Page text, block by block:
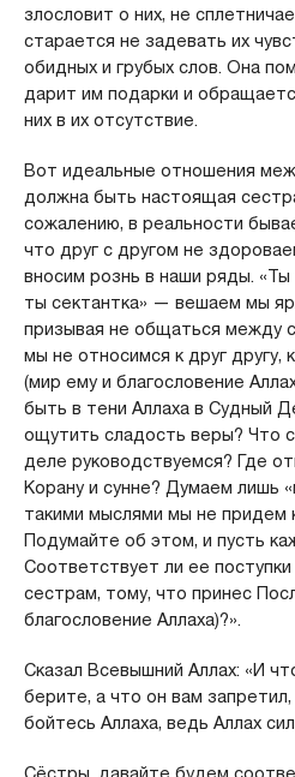
злословит о них, не
старается не задевать их
обидных и грубых слов. Она
дарит им подарки и
них в их отсутствие.
Вот идеальные отношения
должна быть настоящая
сожалению, в реальности
что друг с другом не
вносим рознь в наши ряды.
ты сектантка» — вешаем мы
призывая не общаться между
мы не относимся к друг другу,
(мир ему и благословение
быть в тени Аллаха в Судный
ощутить сладость веры? Что
деле руководствуемся? Где
Корану и сунне? Думаем лишь
такими мыслями мы не придем
Подумайте об этом, и пусть
Соответствует ли ее
сестрам, тому, что принес
благословение Аллаха)?».
Сказал Всевышний Аллах: «И
берите, а что он вам
бойтесь Аллаха, ведь Аллах